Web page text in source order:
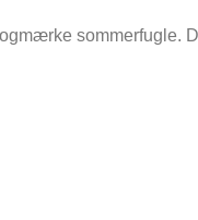
sommerfugle.